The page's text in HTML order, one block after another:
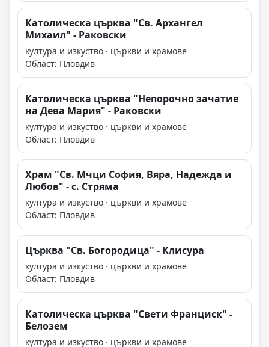
Католическа църква "Св. Архангел
Михаил" - Раковски
култура и изкуство · църкви и храмове
Област: Пловдив
Католическа църква "Непорочно зачатие
на Дева Мария" - Раковски
култура и изкуство · църкви и храмове
Област: Пловдив
Храм "Св. Мчци София, Вяра, Надежда и
Любов" - с. Стряма
култура и изкуство · църкви и храмове
Област: Пловдив
Църква "Св. Богородица" - Клисура
култура и изкуство · църкви и храмове
Област: Пловдив
Католическа църква "Свети Франциск" -
Белозем
култура и изкуство · църкви и храмове